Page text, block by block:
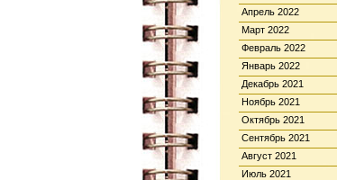
Апрель 2022
Март 2022
Февраль 2022
Январь 2022
Декабрь 2021
Ноябрь 2021
Октябрь 2021
Сентябрь 2021
Август 2021
Июль 2021